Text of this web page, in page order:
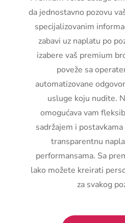
da jednostavno pozovu
specijalizovanim
zabavi uz naplatu po
izabere vaš premium
poveže sa
automatizovane
usluge koju nudite.
omogućava vam
sadržajem i
transparentnu
performansama. Sa
lako možete kreirati
za svakog